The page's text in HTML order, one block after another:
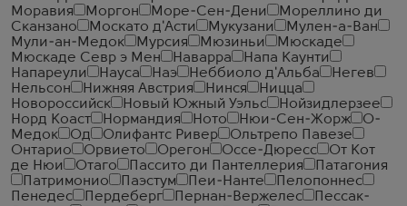
Моравия
Моргон Море-Сен-Дени
Мореллино ди
Сканзано
Москато д'Асти Мукузани
Мулен-а-Ван
Мули-ан-Медок
Мурсия Мюзиньи
Мюскаде
Мюскаде Севр э Мен
Наварра
Напа Каунти
Напареули
Науса Наэ Неббиоло д'Альба
Негев
Нельсон
Нижняя Австрия Нинся
Ницца
Новороссийск
Новый Южный Уэльс
Нойзидлерзее
Норд Коаст
Нормандия Ното Нюи-Сен-Жорж
О-
Медок
Од Олифантс Ривер
Ольтрепо Павезе
Онтарио
Орвието Орегон Оссе-Дюресс
От Кот
де Нюи
Отаго Пассито ди Пантеллерия
Патагония
Патримонио
Паэстум Пеи-Нанте
Пелопоннес
Пенедес
Пердеберг Пернан-Вержелес
Пессак-